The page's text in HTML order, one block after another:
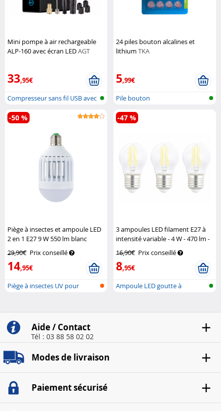
Mini pompe à air rechargeable
ALP-160 avec écran LEDAGT
33,95€
Compresseur sans fil USB avec
batte...
24 piles bouton alcalines et
lithiumTKA
5,99€
Pile bouton
Piège à insectes et ampoule LED
2 en 1 E27 9 W 550 lm blanc
29,90€ Prix conseillé
14,95€
-50 %
Piège à insectes UV pour
3 ampoules LED filament E27 à
intensité variable - 4 W - 470 lm -
16,90€ Prix conseillé
8,95€
-47 %
Ampoule LED goutte à
Aide / Contact
Tél : 03 88 58 02 02
Modes de livraison
Paiement sécurisé